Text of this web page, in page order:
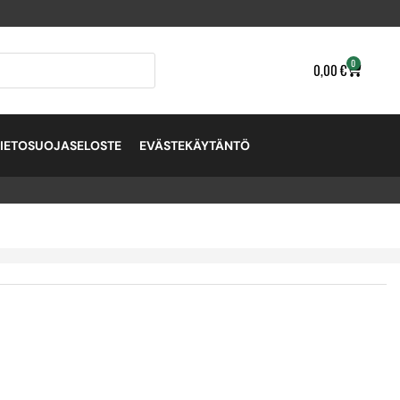
0,00€ 0
EVÄSTEKÄYTÄNTÖ